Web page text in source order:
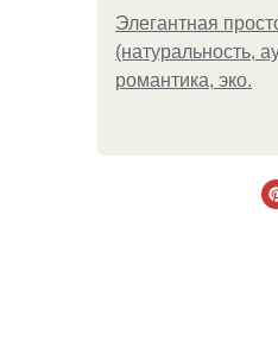
Элегантная
(натуральность,
романтика, эко.